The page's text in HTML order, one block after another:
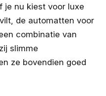
je nu kiest voor luxe
de automatten voor
combinatie van
slimme
ze bovendien goed